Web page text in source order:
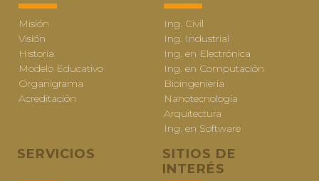
Misión
Visión
Historia
Modelo Educativo
Organigrama
Acreditación
Ing. Civil
Ing. Industrial
Ing. en Electrónica
Ing. en Computación
Bioingeniería
Nanotecnología
Arquitectura
Ing. en Software
SERVICIOS
SITIOS DE
INTERÉS